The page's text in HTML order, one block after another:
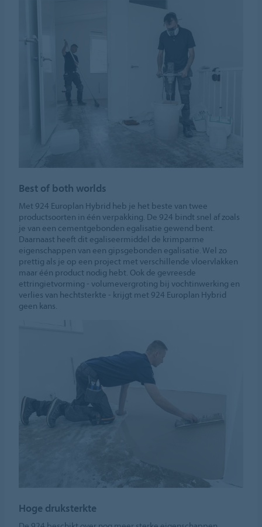
Best of both worlds
Met 924 Europlan Hybrid heb je het beste van twee
productsoorten in één verpakking. De 924 bindt snel af zoals
je van een cementgebonden egalisatie gewend bent.
Daarnaast heeft dit egaliseermiddel de krimparme
eigenschappen van een gipsgebonden egalisatie. Wel zo
prettig als je op een project met verschillende vloervlakken
maar één product nodig hebt. Ook de gevreesde
ettringietvorming - volumevergroting bij vochtinwerking en
verlies van hechtsterkte - krijgt met 924 Europlan Hybrid
geen kans.
Hoge druksterkte